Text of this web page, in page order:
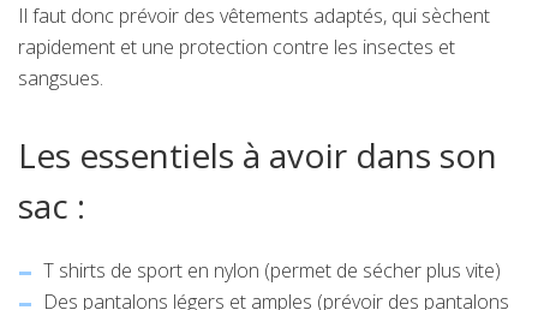
Il faut donc prévoir des vêtements adaptés, qui sèchent
rapidement et une protection contre les insectes et
sangsues.
Les essentiels à avoir dans son
sac :
T shirts de sport en nylon (permet de sécher plus vite)
Des pantalons légers et amples (prévoir des pantalons